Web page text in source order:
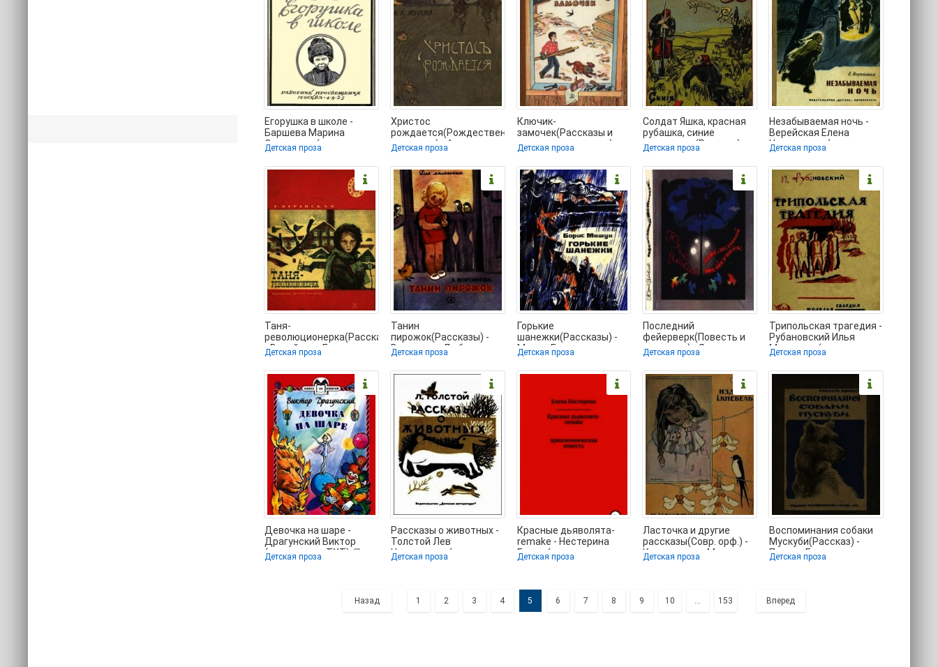
Егорушка в школе -
Баршева Марина
Сергеевна (читать
книги полностью без
Детская проза
Христос
рождается(Рождественские
рассказы) - Авилова
Лидия Алексеевна
(читаемые
Детская проза
Ключик-
замочек(Рассказы и
маленькие повести) -
Кузьмин Лев Иванович
(книги без
Детская проза
Солдат Яшка, красная
рубашка, синие
ластовицы(Рассказ) -
Лунин Виктор
Детская проза
Незабываемая ночь -
Верейская Елена
Николаевна (прочитать
книгу txt) 📗
Детская проза
Таня-
революционерка(Рассказы)
- Верейская Елена
Николаевна
(бесплатные онлайн
Детская проза
Танин
пирожок(Рассказы) -
Воронкова Любовь
Федоровна (читать
книги онлайн .txt)
Детская проза
Горькие
шанежки(Рассказы) -
Машук Борис
Андреевич (книги
полностью бесплатно
Детская проза
Последний
фейерверк(Повесть и
рассказы) - Яковлев
Юрий Яковлевич
(читать книги
Детская проза
Трипольская трагедия -
Рубановский Илья
Маркович (книги
полностью txt) 📗
Детская проза
Девочка на шаре -
Драгунский Виктор
(версия книг TXT) 📗
Детская проза
Рассказы о животных -
Толстой Лев
Николаевич (прочитать
книгу TXT) 📗
Детская проза
Красные дьяволята-
remake - Нестерина
Елена (лучшие книги
.txt) 📗
Детская проза
Ласточка и другие
рассказы(Совр. орф.) -
Конопницкая Мария
(читать книги
Детская проза
Воспоминания собаки
Мускуби(Рассказ) -
Приват Гонзаго
(библиотека книг
Детская проза
Назад 1 2 3 4 5 6 7 8 9 10 ... 153 Вперед